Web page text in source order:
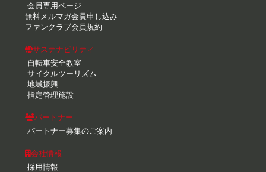
会員専用ページ
無料メルマガ会員申し込み
ファンクラブ会員規約
サステナビリティ
自転車安全教室
サイクルツーリズム
地域振興
指定管理施設
パートナー
パートナー募集のご案内
会社情報
採用情報